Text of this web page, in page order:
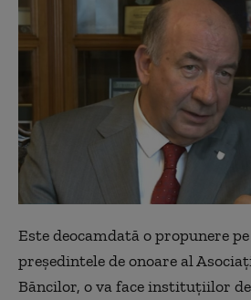
Este deocamdată o propunere
preşedintele de onoare al
Băncilor, o va face instituţiilor